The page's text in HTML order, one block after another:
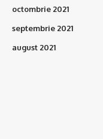
octombrie 2021
septembrie 2021
august 2021